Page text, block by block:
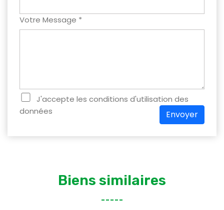
Votre Message *
J'accepte les conditions d'utilisation des
données
Envoyer
Biens similaires